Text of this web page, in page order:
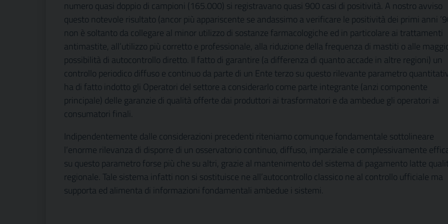
numero quasi doppio di campioni (165.000) si registravano quasi 900 casi di positività. A nostro avviso
questo notevole risultato (ancor più appariscente se andassimo a verificare le positività dei primi anni
non è soltanto da collegare al minor utilizzo di sostanze farmacologiche ed in particolare ai trattamenti
antimastite, all’utilizzo più corretto e professionale, alla riduzione della frequenza di mastiti o alle
possibilità di autocontrollo diretto. Il fatto di garantire (a differenza di quanto accade in altre regioni) un
controllo periodico diffuso e continuo da parte di un Ente terzo su questo rilevante parametro
ha di fatto indotto gli Operatori del settore a considerarlo come parte integrante (anzi componente
principale) delle garanzie di qualità offerte dai produttori ai trasformatori e da ambedue gli operatori ai
consumatori finali.
Indipendentemente dalle considerazioni precedenti riteniamo comunque fondamentale sottolineare
l’enorme rilevanza di disporre di un osservatorio continuo, diffuso, imparziale e complessivamente
su questo parametro forse più che su altri, grazie al mantenimento del sistema di pagamento latte
regionale. Tale sistema infatti non si sostituisce ne all’autocontrollo classico ne al controllo ufficiale ma
supporta ed alimenta di informazioni fondamentali ambedue i sistemi.